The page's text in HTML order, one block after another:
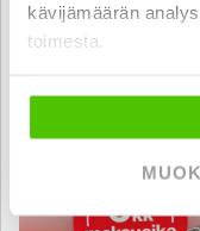
kävijämäärän
toimesta.